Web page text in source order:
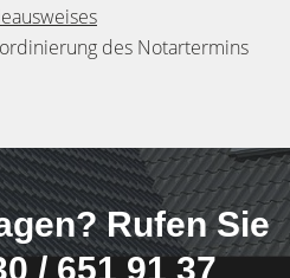
des Notartermins
Rufen Sie
/ 651 91 37